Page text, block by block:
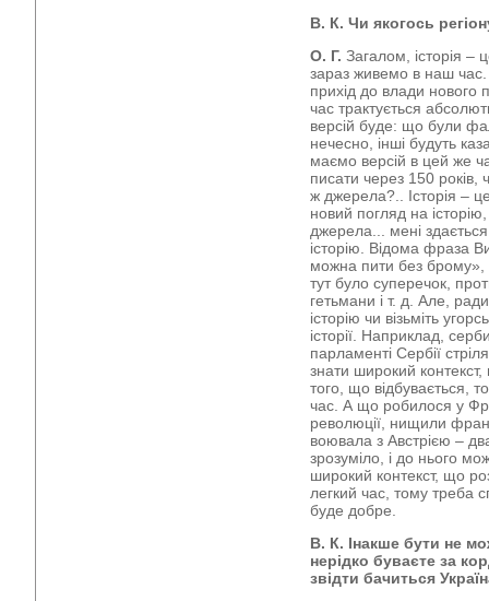
В. К. Чи якогось
О. Г. Загалом, історія –
зараз живемо в наш час.
прихід до влади нового
час трактується
версій буде: що були
нечесно, інші будуть
маємо версій в цей же
писати через 150 років,
ж джерела?.. Історія –
новий погляд на
джерела... мені
історію. Відома фраза
можна пити без брому»,
тут було суперечок,
гетьмани і т. д. Але,
історію чи візьміть
історії. Наприклад,
парламенті Сербії
знати широкий
того, що відбувається,
час. А що робилося у
революції, нищили
воювала з Австрією –
зрозуміло, і до нього
широкий контекст, що
легкий час, тому треба
буде добре.
В. К. Інакше бути не
нерідко буваєте за
звідти бачиться